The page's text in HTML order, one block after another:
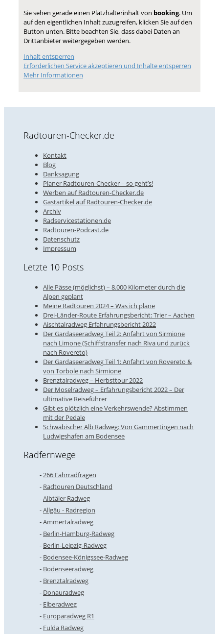
Sie sehen gerade einen Platzhalterinhalt von booking. Um
auf den eigentlichen Inhalt zuzugreifen, klicken Sie auf den
Button unten. Bitte beachten Sie, dass dabei Daten an
Drittanbieter weitergegeben werden.
Inhalt entsperren
Erforderlichen Service akzeptieren und Inhalte entsperren
Mehr Informationen
Radtouren-Checker.de
Kontakt
Blog
Danksagung
Planer Radtouren-Checker – so geht’s!
Werben auf Radtouren-Checker.de
Gastartikel auf Radtouren-Checker.de
Archiv
Radservicestationen.de
Radtouren-Podcast.de
Datenschutz
Impressum
Letzte 10 Posts
Alle Pässe (möglichst) – 8.000 Kilometer durch die
Alpen geplant
Meine Radtouren 2024 – Was ich plane
Drei-Länder-Route Erfahrungsbericht: Trier – Aachen
Aischtalradweg Erfahrungsbericht 2022
Der Gardaseeradweg Teil 2: Anfahrt von Sirmione
nach Limone (Schiffstransfer nach Riva und zurück
nach Rovereto)
Der Gardaseeradweg Teil 1: Anfahrt von Rovereto &
von Torbole nach Sirmione
Brenztalradweg – Herbsttour 2022
Der Moselradweg – Erfahrungsbericht 2022 – Der
ultimative Reiseführer
Gibt es plötzlich eine Verkehrswende? Abstimmen
mit der Pedale
Schwäbischer Alb Radweg: Von Gammertingen nach
Ludwigshafen am Bodensee
Radfernwege
266 Fahrradfragen
Radtouren Deutschland
Albtäler Radweg
Allgäu - Radregion
Ammertalradweg
Berlin-Hamburg-Radweg
Berlin-Leipzig-Radweg
Bodensee-Königssee-Radweg
Bodenseeradweg
Brenztalradweg
Donauradweg
Elberadweg
Europaradweg R1
Fulda Radweg